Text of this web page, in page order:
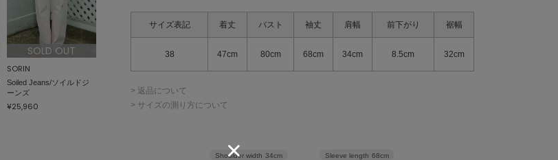
サイズ表記 着丈 バスト 袖丈 肩幅 前下がり 裾幅
38 47cm 80cm 68cm 34cm 8.5cm 32cm
> 返品について
> サイズの測り方について
Sleeve length 68cm
Shoulder width 34cm
SOLD OUT
SORIN
Soiled Jeans/ソイルドジ
ーンズ
¥25,960